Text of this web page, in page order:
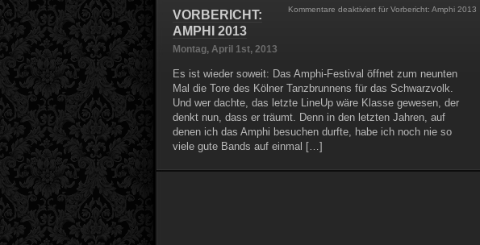
Kommentare deaktiviert für Vorbericht: Amphi 2013
VORBERICHT:
AMPHI 2013
Montag, April 1st, 2013
Es ist wieder soweit: Das Amphi-Festival öffnet zum neunten
Mal die Tore des Kölner Tanzbrunnens für das Schwarzvolk.
Und wer dachte, das letzte LineUp wäre Klasse gewesen, der
denkt nun, dass er träumt. Denn in den letzten Jahren, auf
denen ich das Amphi besuchen durfte, habe ich noch nie so
viele gute Bands auf einmal […]